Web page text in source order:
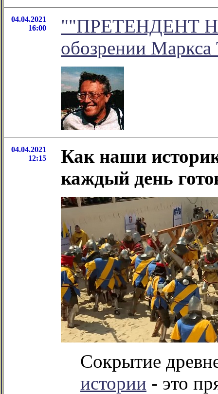
04.04.2021
16:00
""ПРЕТЕНДЕНТ
обозрении Маркса
04.04.2021
12:15
Как наши
каждый день
Сокрытие
истории - это